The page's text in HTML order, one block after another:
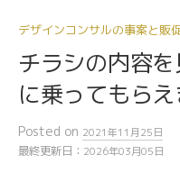
デザインコンサルの事案と販
チラシの内容
に乗ってもら
Posted on 2021年11月25日
最終更新日： 2026年03月05日